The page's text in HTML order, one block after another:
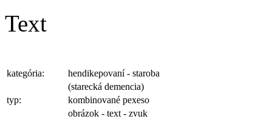
Text
kategória:
hendikepovaní - staroba
(starecká demencia)
typ:
kombinované pexeso
obrázok - text - zvuk